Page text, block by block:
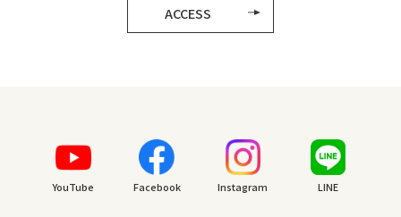
ACCESS
YouTube Facebook Instagram LINE